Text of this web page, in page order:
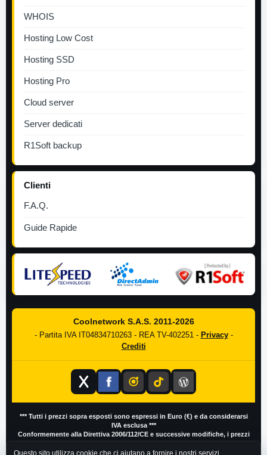
Questo sito utilizza cookie che ci aiutano a fornire i nostri servizi.
WHOIS
Hosting Low Cost
Hosting SSD
Hosting Pro
Cloud server
Server dedicati
R1Soft backup
Clienti
F.A.Q.
Guide Rapide
Coolnetwork S.A.S. 2011-2026
- Partita IVA IT04834710263 - REA TV-402251 - Privacy-
Crediti
*** Tutti i prezzi sopra esposti sono espressi in Euro (€) e da considerarsi
IVA esclusa ***
Conformemente alla Direttiva 2006/112/CE e successive modifiche, i prezzi
IVA inclusa possono variare in base al Paese di residenza del cliente